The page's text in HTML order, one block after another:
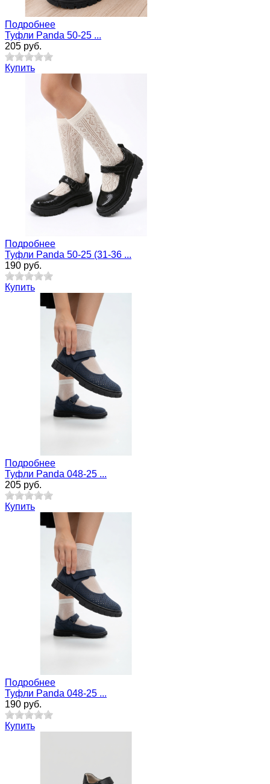
Подробнее
Туфли Panda 50-25 ...
205 руб.
Купить
Подробнее
Туфли Panda 50-25 (31-36 ...
190 руб.
Купить
Подробнее
Туфли Panda 048-25 ...
205 руб.
Купить
Подробнее
Туфли Panda 048-25 ...
190 руб.
Купить